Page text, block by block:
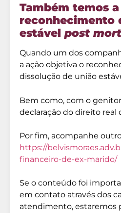
Também temos
reconhecimento
estável post
Quando um dos
a ação objetiva o
dissolução de união
Bem como, com o
declaração do direito real
Por fim, acompanhe
https://
financeiro-de-ex-marido/
Se o conteúdo foi
em contato através dos
atendimento, estaremos